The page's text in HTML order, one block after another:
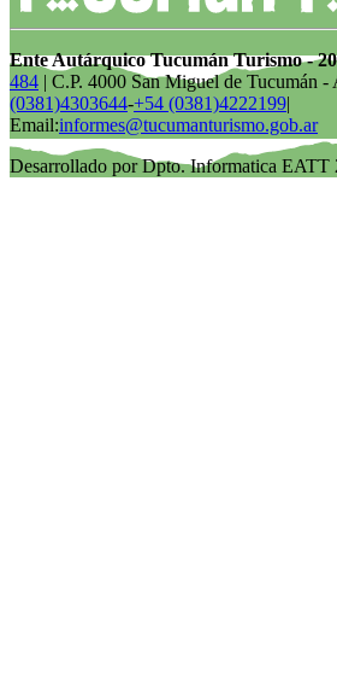
Ente Autárquico Tucumán Turismo -
484 | C.P. 4000 San Miguel de Tucumán -
(0381)4303644-+54 (0381)4222199|
Email:informes@tucumanturismo.gob.ar
Desarrollado por Dpto. Informatica EATT